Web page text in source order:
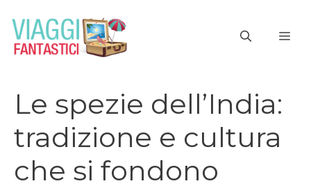
contenuto
Le spezie dell’India:
tradizione e cultura
che si fondono